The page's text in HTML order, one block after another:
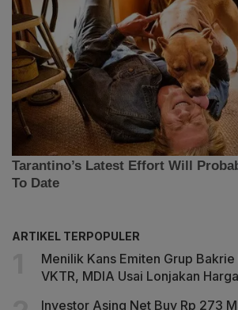
ARTIKEL TERPOPULER
Menilik Kans Emiten Grup Bakrie
VKTR, MDIA Usai Lonjakan
Investor Asing Net Buy Rp 273